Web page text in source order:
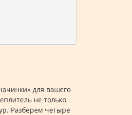
для вашего
не только
Разберем четыре